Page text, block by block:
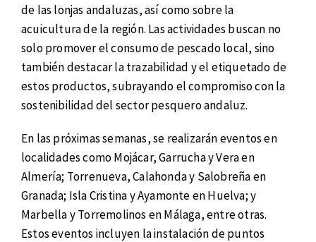
de las lonjas andaluzas, así como sobre la
acuicultura de la región. Las actividades buscan no
solo promover el consumo de pescado local, sino
también destacar la trazabilidad y el etiquetado de
estos productos, subrayando el compromiso con la
sostenibilidad del sector pesquero andaluz.
En las próximas semanas, se realizarán eventos en
localidades como Mojácar, Garrucha y Vera en
Almería; Torrenueva, Calahonda y Salobreña en
Granada; Isla Cristina y Ayamonte en Huelva; y
Marbella y Torremolinos en Málaga, entre otras.
Estos eventos incluyen la instalación de puntos